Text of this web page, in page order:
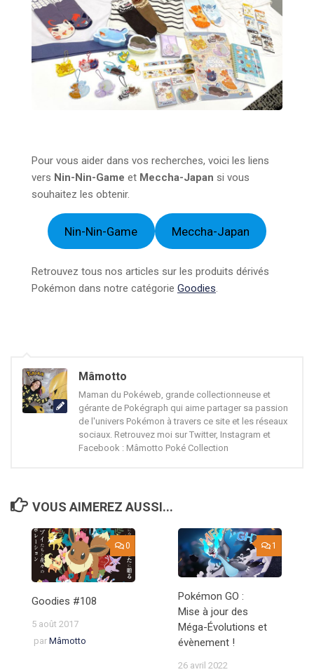
Pour vous aider dans vos recherches, voici les liens
vers Nin-Nin-Game et Meccha-Japan si vous
souhaitez les obtenir.
Nin-Nin-Game Meccha-Japan
Retrouvez tous nos articles sur les produits dérivés
Pokémon dans notre catégorie Goodies.
Mâmotto
Maman du Pokéweb, grande collectionneuse et
gérante de Pokégraph qui aime partager sa passion
de l'univers Pokémon à travers ce site et les réseaux
sociaux. Retrouvez moi sur Twitter, Instagram et
Facebook : Mâmotto Poké Collection
VOUS AIMEREZ AUSSI...
0
Goodies #108
5 août 2017
par Mâmotto
1
Pokémon GO :
Mise à jour des
Méga-Évolutions et
évènement !
26 avril 2022